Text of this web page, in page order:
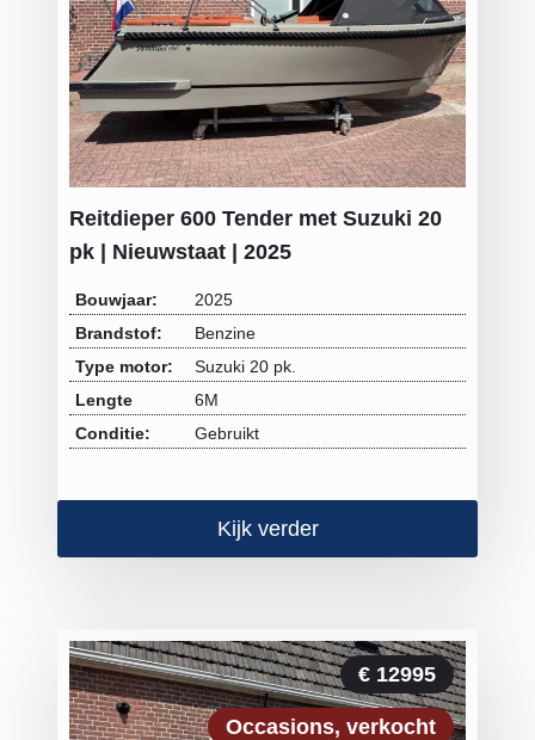
Reitdieper 600 Tender met Suzuki 20
pk | Nieuwstaat | 2025
Bouwjaar:
2025
Brandstof:
Benzine
Type motor:
Suzuki 20 pk.
Lengte
6M
Conditie:
Gebruikt
Kijk verder
€ 12995
Occasions verkocht